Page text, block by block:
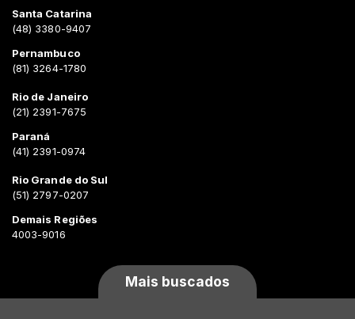
Santa Catarina
(48) 3380-9407
Pernambuco
(81) 3264-1780
Rio de Janeiro
(21) 2391-7675
Paraná
(41) 2391-0974
Rio Grande do Sul
(51) 2797-0207
Demais Regiões
4003-9016
Mais buscados